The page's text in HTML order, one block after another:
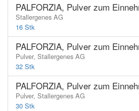
PALFORZIA, Pulver zum
Stallergenes AG
16 Stk
PALFORZIA, Pulver zum
Pulver, Stallergenes AG
32 Stk
PALFORZIA, Pulver zum
Pulver, Stallergenes AG
30 Stk